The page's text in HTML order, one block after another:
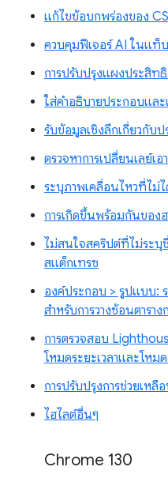
แก้ไขข้อบกพร่องของ
ควบคุมฟีเจอร์ AI ในแท็บ
การปรับปรุงแผงประสิท
ใส่คำอธิบายประกอบแล
รับข้อมูลเชิงลึกเกี่ยวกับ
ตรวจหาการเปลี่ยนเลย์เ
ระบุภาพเคลื่อนไหวที่ไม่
การเกิดขึ้นพร้อมกันของ
ไม่สนใจสคริปต์ที่ไม่ระ
สแต็กเทรซ
องค์ประกอบ > รูปแบบ:
สำหรับการวางซ้อนตารา
การตรวจสอบ
โหมดระยะเวลาและโห
การปรับปรุงการช่วยเหลื
ไฮไลต์อื่นๆ
Chrome 130